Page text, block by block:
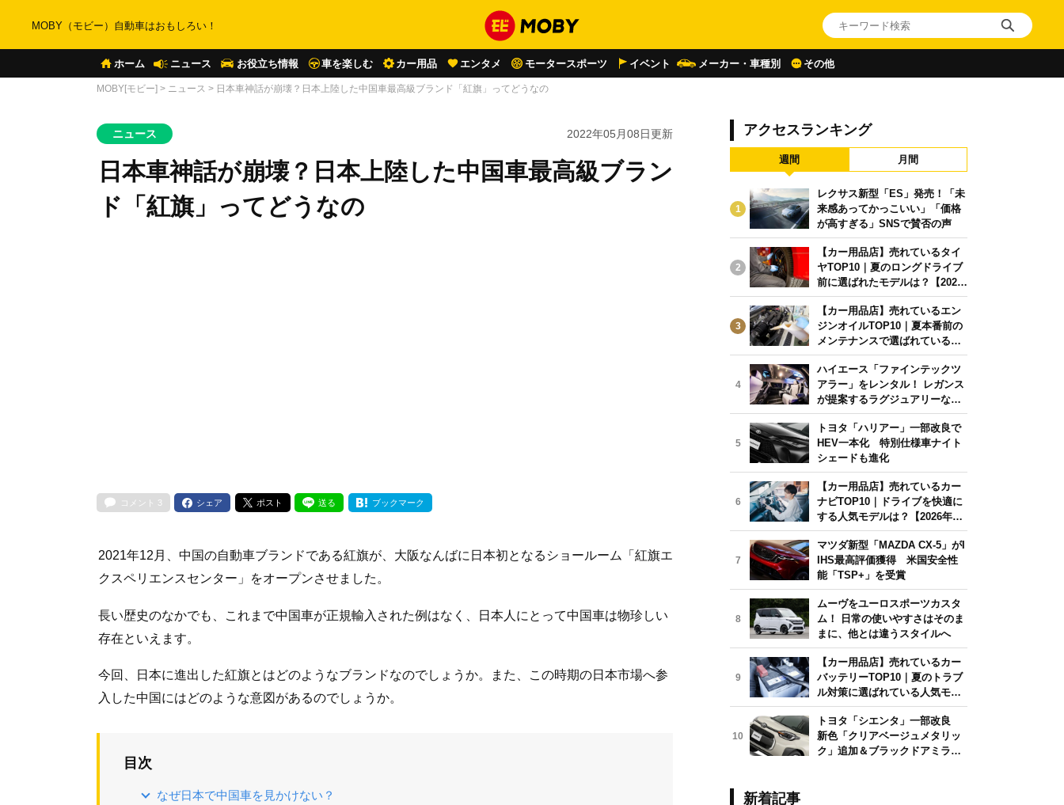
MOBY（モビー）自動車はおもしろい！
ホーム ニュース お役立ち情報 車を楽しむ カー用品 エンタメ モータースポーツ イベント メーカー・車種別 その他
MOBY[モビー] > ニュース > 日本車神話が崩壊？日本上陸した中国車最高級ブランド「紅旗」ってどうなの
ニュース 2022年05月08日更新
日本車神話が崩壊？日本上陸した中国車最高級ブラン
ド「紅旗」ってどうなの
コメント 3 シェア ポスト 送る ブックマーク
2021年12月、中国の自動車ブランドである紅旗が、大阪なんばに日本初となるショールーム「紅旗エ
クスペリエンスセンター」をオープンさせました。
長い歴史のなかでも、これまで中国車が正規輸入された例はなく、日本人にとって中国車は物珍しい
存在といえます。
今回、日本に進出した紅旗とはどのようなブランドなのでしょうか。また、この時期の日本市場へ参
入した中国にはどのような意図があるのでしょうか。
目次
なぜ日本で中国車を見かけない？
アクセスランキング
週間 月間
1
レクサス新型「ES」発売！「未
来感あってかっこいい」「価格
が高すぎる」SNSで賛否の声
2
【カー用品店】売れているタイ
ヤTOP10｜夏のロングドライブ
前に選ばれたモデルは？【2026
年6月版】
3
【カー用品店】売れているエン
ジンオイルTOP10｜夏本番前の
メンテナンスで選ばれている人
気モデルは？【2026年6月版】
4
ハイエース「ファインテックツ
アラー」をレンタル！ レガンス
が提案するラグジュアリーな移
動体験
5
トヨタ「ハリアー」一部改良で
HEV一本化 特別仕様車ナイト
シェードも進化
6
【カー用品店】売れているカー
ナビTOP10｜ドライブを快適に
する人気モデルは？【2026年6
月版】
7
マツダ新型「MAZDA CX-5」がI
IHS最高評価獲得 米国安全性
能「TSP+」を受賞
8
ムーヴをユーロスポーツカスタ
ム！ 日常の使いやすさはそのま
まに、他とは違うスタイルへ
9
【カー用品店】売れているカー
バッテリーTOP10｜夏のトラブ
ル対策に選ばれている人気モデ
ルは？【2026年6月版】
10
トヨタ「シエンタ」一部改良
新色「クリアベージュメタリッ
ク」追加＆ブラックドアミラー
新着記事